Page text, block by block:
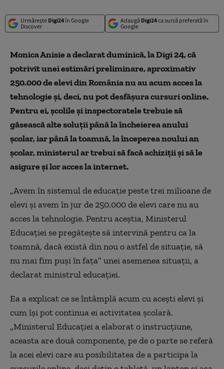
Urmărește Digi24în Google
Discover
Adaugă Digi24ca sursă preferată în
Google
Monica Anisie a declarat duminică, la Digi 24, că
potrivit unei estimări preliminare, aproximativ
250.000 de elevi din România nu au acum acces la
tehnologie și, deci, nu pot desfășura cursuri online.
Pentru ei, școlile și inspectoratele trebuie să
găsească alte soluții până la încheierea anului
școlar, iar până la toamnă, la începerea noului an
școlar, ministerul ar trebui să facă achiziții și să le
asigure și lor acces la internet.
„Avem în sistemul de educaţie peste trei milioane de
elevi şi avem în jur de 250.000 de elevi care nu au
acces la tehnologie. Pentru aceştia, Ministerul
Educaţiei se pregăteşte să intervină pentru ca la
toamnă, dacă există din nou o astfel de situaţie, să
nu mai fim puși în fața” unei asemenea situații, a
declarat ministrul educaţiei.
Ea a explicat ce se întâmplă acum cu acești elevi și
cum își pot continua ei activitatea școlară.
„Ministerul Educaţiei a elaborat o instrucţiune,
aceasta are două componente, pe de o parte se referă
la acei elevi care au posibilitatea de a participa la